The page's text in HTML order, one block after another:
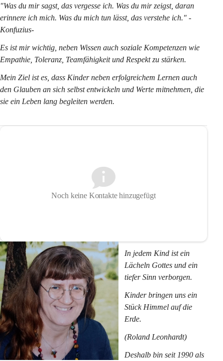
"Was du mir sagst, das vergesse ich. Was du mir zeigst, daran
erinnere ich mich. Was du mich tun lässt, das verstehe ich." -
Konfuzius-
Es ist mir wichtig, neben Wissen auch soziale Kompetenzen wie
Empathie, Toleranz, Teamfähigkeit und Respekt zu stärken.
Mein Ziel ist es, dass Kinder neben erfolgreichem Lernen auch
den Glauben an sich selbst entwickeln und Werte mitnehmen, die
sie ein Leben lang begleiten werden.
Noch keine Kontakte hinzugefügt
In jedem Kind ist ein
Lächeln Gottes und ein
tiefer Sinn verborgen.
Kinder bringen uns ein
Stück Himmel auf die
Erde.
(Roland Leonhardt)
Deshalb bin seit 1990 als